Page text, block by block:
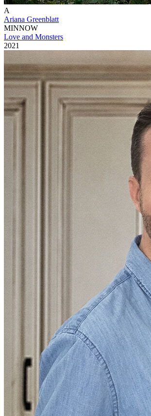
A
Ariana Greenblatt
MINNOW
Love and Monsters
2021